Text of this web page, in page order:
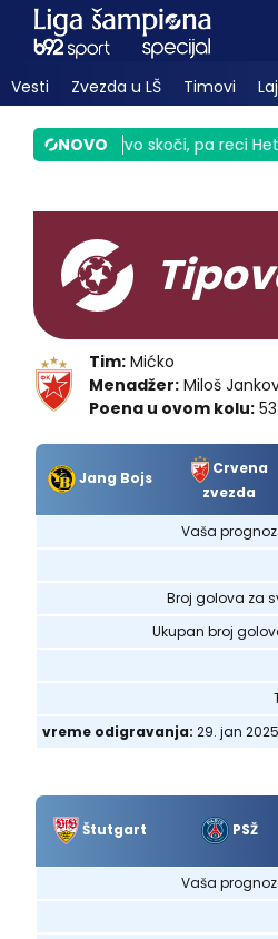
Vesti Zvezda u LŠ Timovi
NOVO
| Prvo skoči, pa reci Hetafe|
Tim: Mićko
Menadžer: Miloš
Poena u ovom kolu: 53
Jang Bojs
Crvena
zvezda
Vaša
Broj golova za
Ukupan broj
vreme odigravanja: 29. jan
Štutgart PSŽ
Vaša